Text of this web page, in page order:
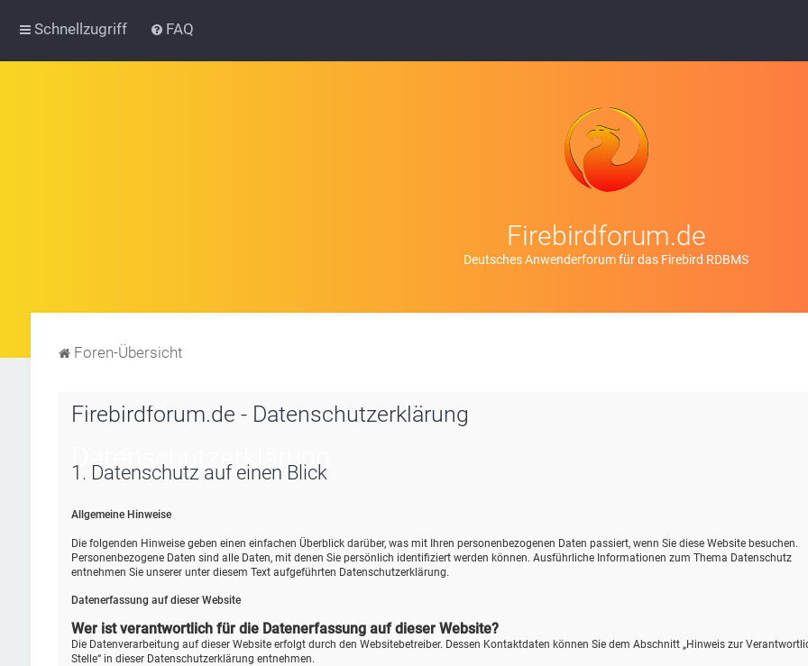
Schnellzugriff FAQ
Firebirdforum.de
Deutsches Anwenderforum für das Firebird RDBMS
Foren-Übersicht
Firebirdforum.de - Datenschutzerklärung
Datenschutz­erklärung
1. Datenschutz auf einen Blick
Allgemeine Hinweise
Die folgenden Hinweise geben einen einfachen Überblick darüber, was mit Ihren personenbezogenen Daten passiert, wenn Sie diese Website besuchen.
Personenbezogene Daten sind alle Daten, mit denen Sie persönlich identifiziert werden können. Ausführliche Informationen zum Thema Datenschutz
entnehmen Sie unserer unter diesem Text aufgeführten Datenschutzerklärung.
Datenerfassung auf dieser Website
Wer ist verantwortlich für die Datenerfassung auf dieser Website?
Die Datenverarbeitung auf dieser Website erfolgt durch den Websitebetreiber. Dessen Kontaktdaten können Sie dem Abschnitt „Hinweis zur
Stelle“ in dieser Datenschutzerklärung entnehmen.